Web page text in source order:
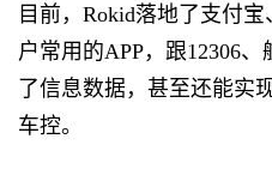
目前，Rokid落地了支付
户常用的APP，跟12306
了信息数据，甚至还能实
车控。